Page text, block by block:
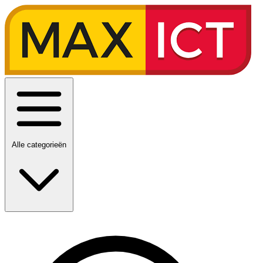
Alle categorieën